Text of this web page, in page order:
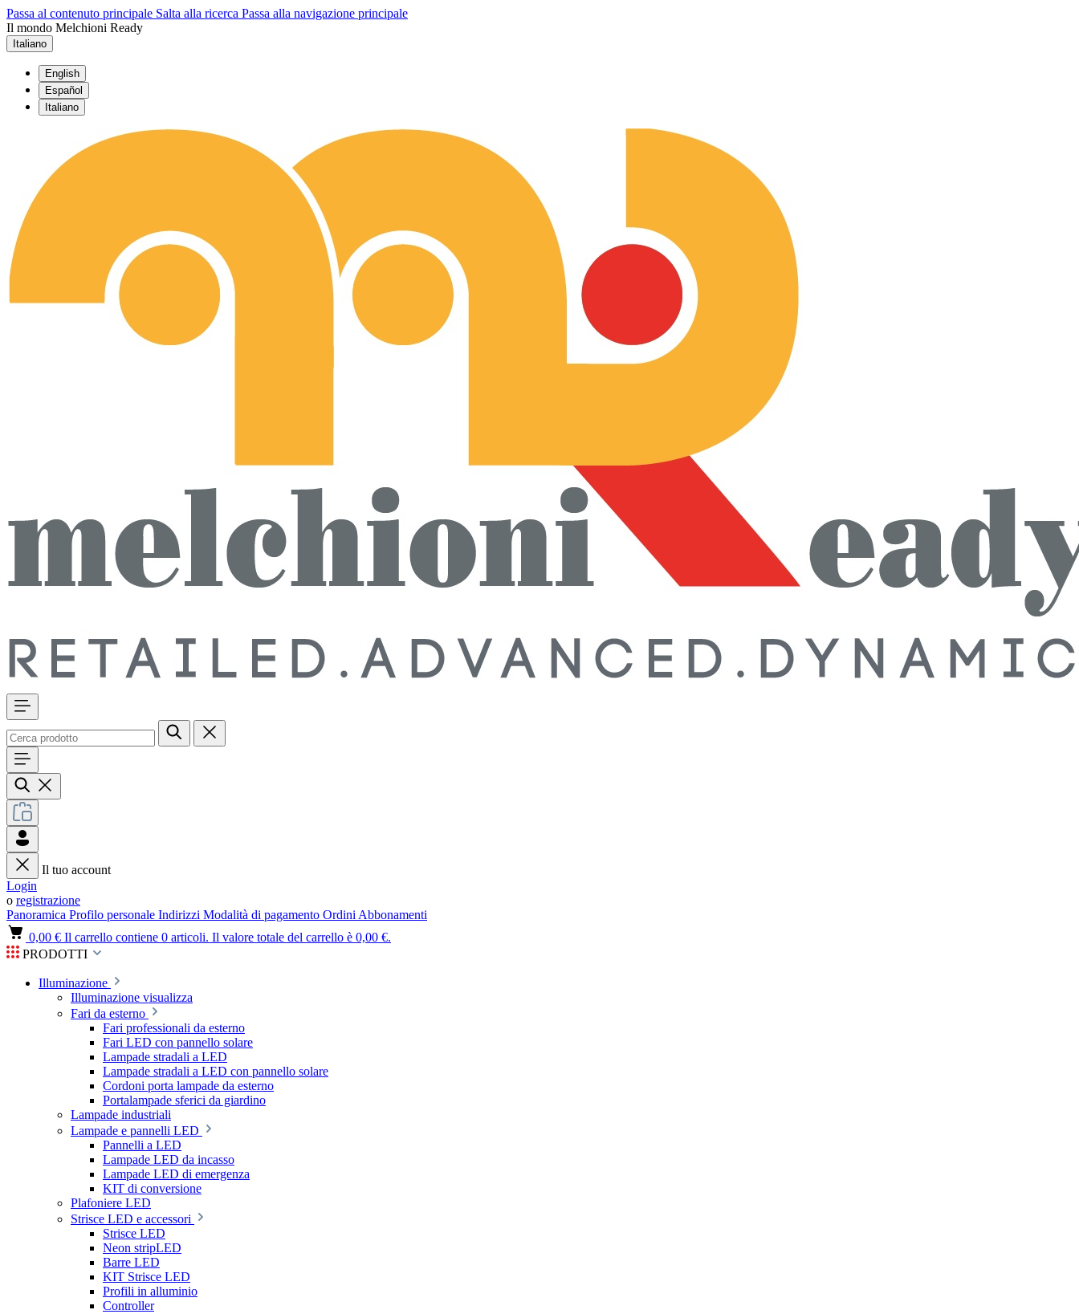
Passa al contenuto principale Salta alla ricerca Passa alla navigazione principale
Il mondo Melchioni Ready
Italiano
English
Español
Italiano
Il tuo account
Login
o registrazione
Panoramica Profilo personale Indirizzi Modalità di pagamento Ordini Abbonamenti
0,00 € Il carrello contiene 0 articoli. Il valore totale del carrello è 0,00 €.
PRODOTTI
Illuminazione
Illuminazione visualizza
Fari da esterno
Fari professionali da esterno
Fari LED con pannello solare
Lampade stradali a LED
Lampade stradali a LED con pannello solare
Cordoni porta lampade da esterno
Portalampade sferici da giardino
Lampade industriali
Lampade e pannelli LED
Pannelli a LED
Lampade LED da incasso
Lampade LED di emergenza
KIT di conversione
Plafoniere LED
Strisce LED e accessori
Strisce LED
Neon stripLED
Barre LED
KIT Strisce LED
Profili in alluminio
Controller